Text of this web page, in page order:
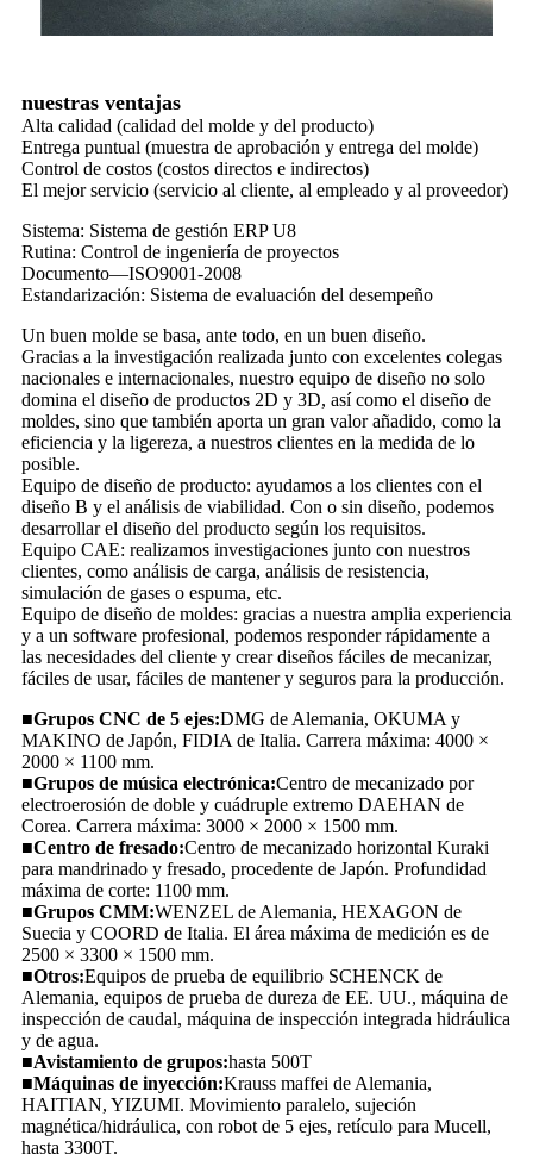
nuestras ventajas
Alta calidad (calidad del molde y del producto)
Entrega puntual (muestra de aprobación y entrega del molde)
Control de costos (costos directos e indirectos)
El mejor servicio (servicio al cliente, al empleado y al proveedor)
Sistema: Sistema de gestión ERP U8
Rutina: Control de ingeniería de proyectos
Documento—ISO9001-2008
Estandarización: Sistema de evaluación del desempeño
Un buen molde se basa, ante todo, en un buen diseño.
Gracias a la investigación realizada junto con excelentes colegas
nacionales e internacionales, nuestro equipo de diseño no solo
domina el diseño de productos 2D y 3D, así como el diseño de
moldes, sino que también aporta un gran valor añadido, como la
eficiencia y la ligereza, a nuestros clientes en la medida de lo
posible.
Equipo de diseño de producto: ayudamos a los clientes con el
diseño B y el análisis de viabilidad. Con o sin diseño, podemos
desarrollar el diseño del producto según los requisitos.
Equipo CAE: realizamos investigaciones junto con nuestros
clientes, como análisis de carga, análisis de resistencia,
simulación de gases o espuma, etc.
Equipo de diseño de moldes: gracias a nuestra amplia experiencia
y a un software profesional, podemos responder rápidamente a
las necesidades del cliente y crear diseños fáciles de mecanizar,
fáciles de usar, fáciles de mantener y seguros para la producción.
■Grupos CNC de 5 ejes:DMG de Alemania, OKUMA y
MAKINO de Japón, FIDIA de Italia. Carrera máxima: 4000 ×
2000 × 1100 mm.
■Grupos de música electrónica:Centro de mecanizado por
electroerosión de doble y cuádruple extremo DAEHAN de
Corea. Carrera máxima: 3000 × 2000 × 1500 mm.
■Centro de fresado:Centro de mecanizado horizontal Kuraki
para mandrinado y fresado, procedente de Japón. Profundidad
máxima de corte: 1100 mm.
■Grupos CMM:WENZEL de Alemania, HEXAGON de
Suecia y COORD de Italia. El área máxima de medición es de
2500 × 3300 × 1500 mm.
■Otros:Equipos de prueba de equilibrio SCHENCK de
Alemania, equipos de prueba de dureza de EE. UU., máquina de
inspección de caudal, máquina de inspección integrada hidráulica
y de agua.
■Avistamiento de grupos:hasta 500T
■Máquinas de inyección:Krauss maffei de Alemania,
HAITIAN, YIZUMI. Movimiento paralelo, sujeción
magnética/hidráulica, con robot de 5 ejes, retículo para Mucell,
hasta 3300T.